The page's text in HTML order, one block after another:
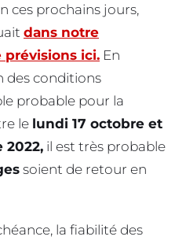
ces prochains jours,
dans notre
ici. En
des conditions
probable pour la
le lundi 17 octobre et
2022, il est très probable
soient de retour en
la fiabilité des